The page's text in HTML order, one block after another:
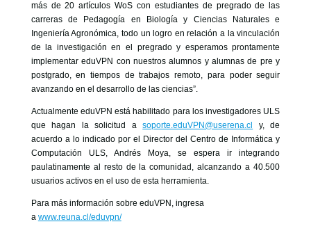
más de 20 artículos WoS con estudiantes de pregrado de las
carreras de Pedagogía en Biología y Ciencias Naturales e
Ingeniería Agronómica, todo un logro en relación a la vinculación
de la investigación en el pregrado y esperamos prontamente
implementar eduVPN con nuestros alumnos y alumnas de pre y
postgrado, en tiempos de trabajos remoto, para poder seguir
avanzando en el desarrollo de las ciencias”.
Actualmente eduVPN está habilitado para los investigadores ULS
que hagan la solicitud asoporte.eduVPN@userena.cl
y, de
acuerdo a lo indicado por el Director del Centro de Informática y
Computación ULS, Andrés Moya, se espera ir integrando
paulatinamente al resto de la comunidad, alcanzando a 40.500
usuarios activos en el uso de esta herramienta.
Para más información sobre eduVPN, ingresa
a www.reuna.cl/eduvpn/